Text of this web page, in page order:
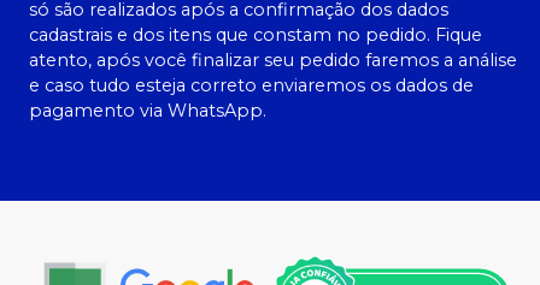
só são realizados após a confirmação dos dados
cadastrais e dos itens que constam no pedido. Fique
atento, após você finalizar seu pedido faremos a análise
e caso tudo esteja correto enviaremos os dados de
pagamento via WhatsApp.